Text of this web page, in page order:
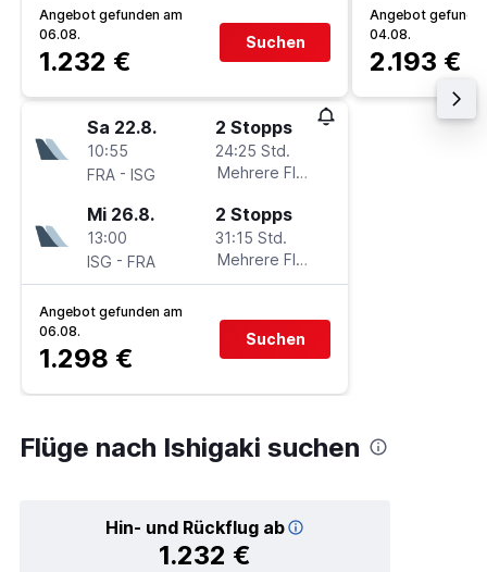
Angebot gefunden am
06.08.
1.232 €
Suchen
Sa 22.8.
10:55
FRA - ISG
2 Stopps
24:25 Std.
Mehrere Fluglinien
Mi 26.8.
13:00
ISG - FRA
2 Stopps
31:15 Std.
Mehrere Fluglinien
Angebot gefunden am
06.08.
1.298 €
Suchen
Angebot
04.08.
2.193 €
Flüge nach Ishigaki suchen
Hin- und Rückflug ab
1.232 €